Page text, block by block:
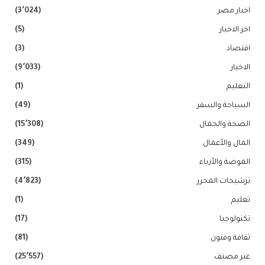
اخبار مصر (3٬024)
اخر الاخبار (5)
اقتصاد (3)
الاخبار (9٬033)
التعليم (1)
السياحة والسفر (49)
الصحة والجمال (15٬308)
المال والأعمال (349)
الموضة والأزياء (315)
ترشيحات المحرر (4٬823)
تعليم (1)
تكنولوجيا (17)
ثقافة وفنون (81)
غير مصنف (25٬557)